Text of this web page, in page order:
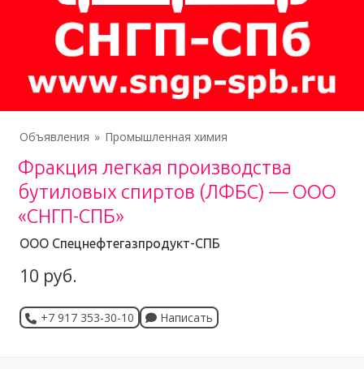
Объявления Промышленная химия
Фракция легкая производства
бутиловых спиртов (ЛФБС) — ООО
«СНГП-СПБ»
ООО Спецнефтегазпродукт-СПБ
10 руб.
+7 917 353-30-10 Написать